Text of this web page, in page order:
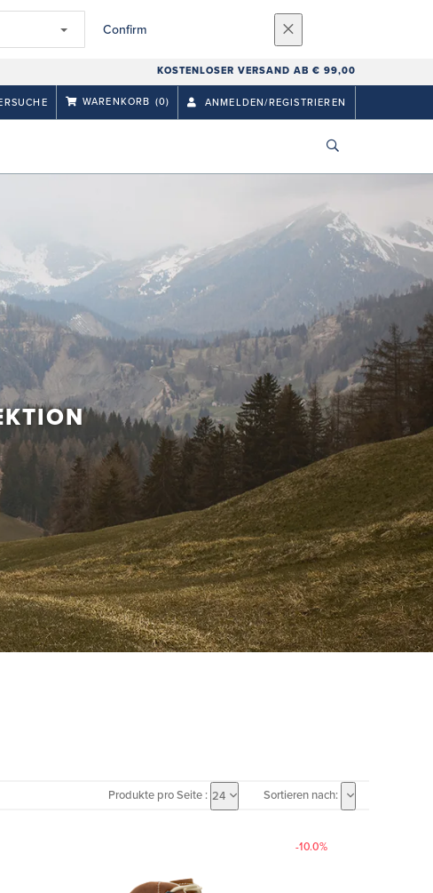
Confirm
KOSTENLOSER VERSAND AB € 99,00
WARENKORB (0) ANMELDEN/REGISTRIEREN
Produkte pro Seite : 24 Sortieren nach:
-10.0%